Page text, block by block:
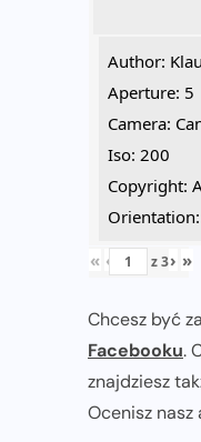
Author:
Aperture: 5
Camera:
Iso: 200
Copyright:
Orientation:
« ‹ z3› »
Chcesz być
Facebooku.
znajdziesz
Ocenisz nasz